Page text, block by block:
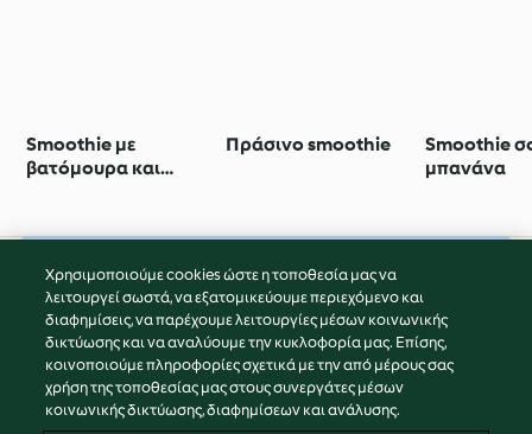
Smoothie με
βατόμουρα και
Πράσινο smoothie
Smoothie
μπανάνα
© Πνευματικά Δικαιώματα 2026
Όροι Χρήσης Υπηρεσίας
Πολιτική Απορρήτου
Δήλωση Αποποίησης Ευθύνης
Διαχειριστής ιστοσελίδας
Χρησιμοποιούμε cookies ώστε η τοποθεσία μας να
λειτουργεί σωστά, να εξατομικεύουμε περιεχόμενο και
διαφημίσεις, να παρέχουμε λειτουργίες μέσων κοινωνικής
δικτύωσης και να αναλύουμε την κυκλοφορία μας. Επίσης,
κοινοποιούμε πληροφορίες σχετικά με την από μέρους σας
χρήση της τοποθεσίας μας στους συνεργάτες μέσων
κοινωνικής δικτύωσης, διαφημίσεων και ανάλυσης.